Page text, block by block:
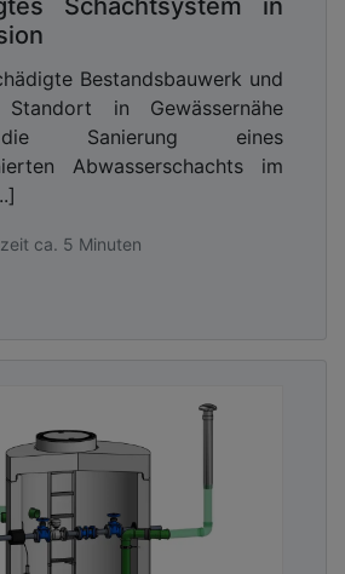
Schachtsystem in
Bestandsbauwerk und
in Gewässernähe
Sanierung eines
Abwasserschachts im
ca. 5 Minuten